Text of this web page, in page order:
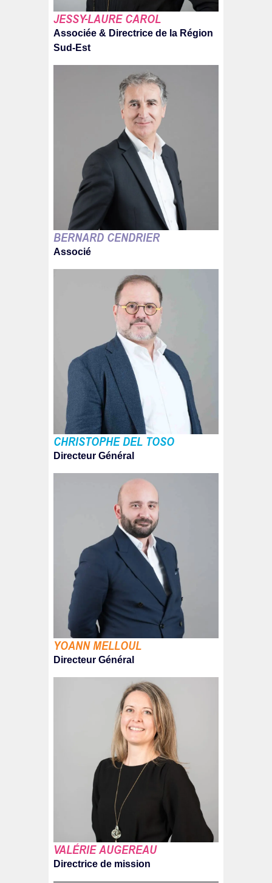
JESSY-LAURE CAROL
Associée & Directrice de la Région
Sud-Est
BERNARD CENDRIER
Associé
CHRISTOPHE DEL TOSO
Directeur Général
YOANN MELLOUL
Directeur Général
VALÉRIE AUGEREAU
Directrice de mission